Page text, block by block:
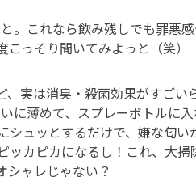
。これなら飲み残しでも罪悪
っそり聞いてみよっと（笑）
実は消臭・殺菌効果がすごい
に薄めて、スプレーボトルに
ュッとするだけで、嫌な匂い
カピカになるし！これ、大
シャレじゃない？